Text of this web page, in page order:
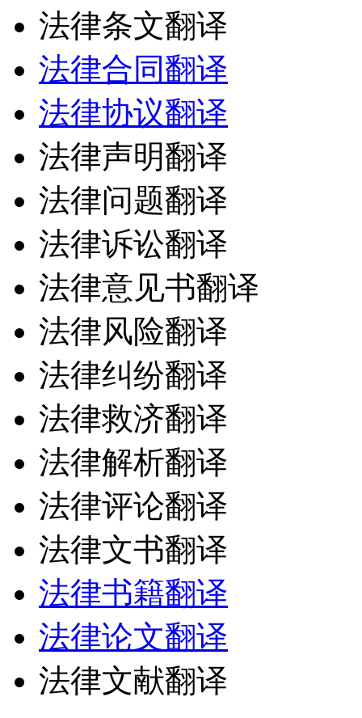
法律条文翻译
法律合同翻译
法律协议翻译
法律声明翻译
法律问题翻译
法律诉讼翻译
法律意见书翻译
法律风险翻译
法律纠纷翻译
法律救济翻译
法律解析翻译
法律评论翻译
法律文书翻译
法律书籍翻译
法律论文翻译
法律文献翻译